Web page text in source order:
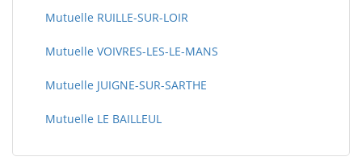
Mutuelle RUILLE-SUR-LOIR
Mutuelle VOIVRES-LES-LE-MANS
Mutuelle JUIGNE-SUR-SARTHE
Mutuelle LE BAILLEUL